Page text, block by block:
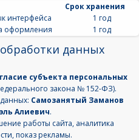
Срок хранения
интерфейса 1 год
оформления 1 год
данных
субъекта персональных
закона № 152-ФЗ).
Самозанятый Заманов
Алиевич.
работы сайта, аналитика
показ рекламы.